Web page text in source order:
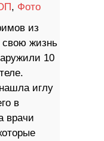
, Фото
из
свою жизнь
10
иглу
в
врачи